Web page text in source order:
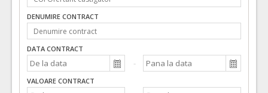
DENUMIRE CONTRACT
DATA CONTRACT
VALOARE CONTRACT